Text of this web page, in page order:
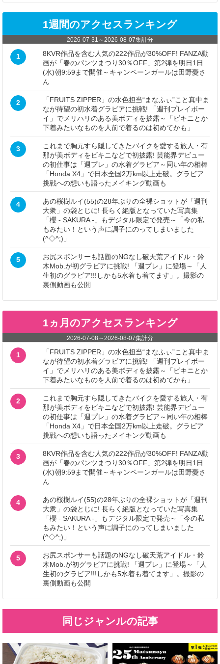
1週間のアクセスランキング
2026-07-31 ～ 2026-08-07集計分
1
8KVR作品を含む人気の222作品が30%OFF! FANZA動
画が「春のパンツまつり30％OFF」第2弾を明日1日
(水)朝9:59まで開催～キャンペーンガールは田野憂さ
ん
2
「FRUITS ZIPPER」の水色担当“まなふぃ”こと真中ま
なが待望の初水着グラビアに挑戦! 「週刊プレイボー
イ」でメリハリのある美ボディを披露～「ビキニとか
下着みたいなものを人前で着るのは初めてかも」
3
これまで胸元すら隠してきたバイクを愛する旅人・有
那が美ボディをビキニなどで初披露! 芸能界デビュー
の初仕事は「週プレ」の水着グラビア～同い年の相棒
「Honda X4」で日本全国2万km以上走破。グラビア
挑戦への想いも語ったメイキング動画も
4
あの桜樹ルイ(55)の28年ぶりの全裸ショットが「週刊
大衆」の袋とじに! 長らく絶版となっていた写真集
「櫻 - SAKURA -」もデジタル限定で発売～「今の私
もみたい！という声に調子にのってしまいました
(^◇^;)」
5
お尻スポンサーも話題のNGなし破天荒アイドル・鈴
木Mob.が初グラビアに挑戦! 「週プレ」に登場～「人
生初のグラビア!!!しかも5水着も着てます」。撮影の
裏側動画も公開
1ヵ月のアクセスランキング
2026-07-08 ～ 2026-08-07集計分
1
「FRUITS ZIPPER」の水色担当“まなふぃ”こと真中ま
なが待望の初水着グラビアに挑戦! 「週刊プレイボー
イ」でメリハリのある美ボディを披露～「ビキニとか
下着みたいなものを人前で着るのは初めてかも」
2
これまで胸元すら隠してきたバイクを愛する旅人・有
那が美ボディをビキニなどで初披露! 芸能界デビュー
の初仕事は「週プレ」の水着グラビア～同い年の相棒
「Honda X4」で日本全国2万km以上走破。グラビア
挑戦への想いも語ったメイキング動画も
3
8KVR作品を含む人気の222作品が30%OFF! FANZA動
画が「春のパンツまつり30％OFF」第2弾を明日1日
(水)朝9:59まで開催～キャンペーンガールは田野憂さ
ん
4
あの桜樹ルイ(55)の28年ぶりの全裸ショットが「週刊
大衆」の袋とじに! 長らく絶版となっていた写真集
「櫻 - SAKURA -」もデジタル限定で発売～「今の私
もみたい！という声に調子にのってしまいました
(^◇^;)」
5
お尻スポンサーも話題のNGなし破天荒アイドル・鈴
木Mob.が初グラビアに挑戦! 「週プレ」に登場～「人
生初のグラビア!!!しかも5水着も着てます」。撮影の
裏側動画も公開
同じジャンルの記事